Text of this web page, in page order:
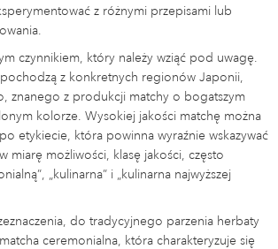
z różnymi przepisami lub
czynnikiem, który należy wziąć pod uwagę.
z konkretnych regionów Japonii,
znanego z produkcji matchy o bogatszym
kolorze. Wysokiej jakości matchę można
etykiecie, która powinna wyraźnie wskazywać
miarę możliwości, klasę jakości, często
„kulinarna” i „kulinarna najwyższej
do tradycyjnego parzenia herbaty
ceremonialna, która charakteryzuje się